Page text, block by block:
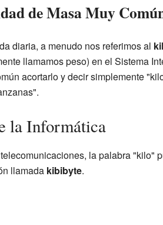
de Masa Muy
diaria, a menudo nos referimos al
llamamos peso) en el Sistema
acortarlo y decir simplemente
la Informática
la palabra "kilo"
llamada kibibyte.